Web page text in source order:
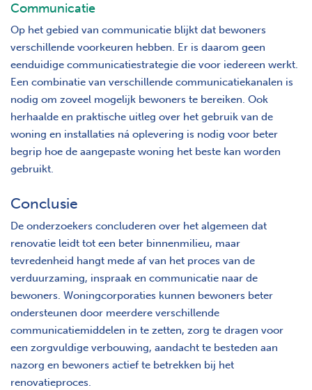
Communicatie
Op het gebied van communicatie blijkt dat bewoners
verschillende voorkeuren hebben. Er is daarom geen
eenduidige communicatiestrategie die voor iedereen werkt.
Een combinatie van verschillende communicatiekanalen is
nodig om zoveel mogelijk bewoners te bereiken. Ook
herhaalde en praktische uitleg over het gebruik van de
woning en installaties ná oplevering is nodig voor beter
begrip hoe de aangepaste woning het beste kan worden
gebruikt.
Conclusie
De onderzoekers concluderen over het algemeen dat
renovatie leidt tot een beter binnenmilieu, maar
tevredenheid hangt mede af van het proces van de
verduurzaming, inspraak en communicatie naar de
bewoners. Woningcorporaties kunnen bewoners beter
ondersteunen door meerdere verschillende
communicatiemiddelen in te zetten, zorg te dragen voor
een zorgvuldige verbouwing, aandacht te besteden aan
nazorg en bewoners actief te betrekken bij het
renovatieproces.